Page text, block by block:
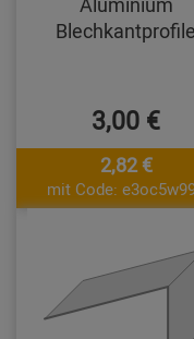
Blechkantprofile
3,00 €
2,82 €
mit Code: